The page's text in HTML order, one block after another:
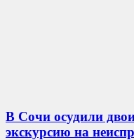
В Сочи осудили
экскурсию на